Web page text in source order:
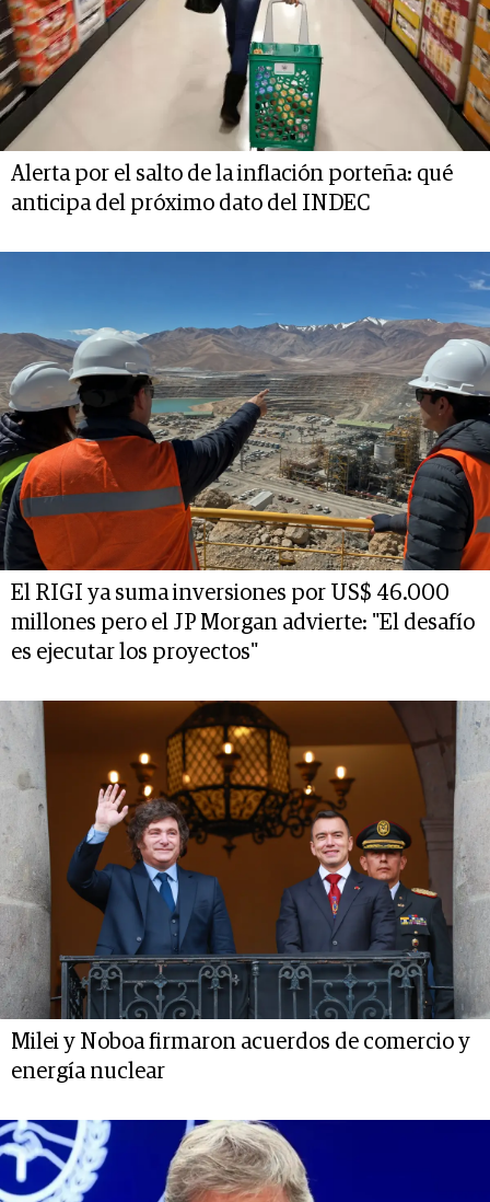
Alerta por el salto de la inflación porteña: qué
anticipa del próximo dato del INDEC
El RIGI ya suma inversiones por US$ 46.000
millones pero el JP Morgan advierte: "El desafío
es ejecutar los proyectos"
Milei y Noboa firmaron acuerdos de comercio y
energía nuclear